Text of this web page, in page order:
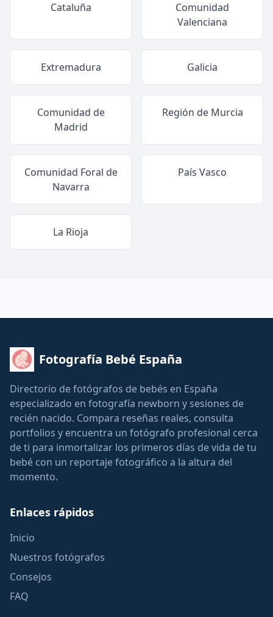
Cataluña
Comunidad
Valenciana
Extremadura Galicia
Comunidad de
Madrid
Región de Murcia
Comunidad Foral de
Navarra
País Vasco
La Rioja
Fotografía Bebé España
Directorio de fotógrafos de bebés en España
especializado en fotografía newborn y sesiones de
recién nacido. Compara reseñas reales, consulta
portfolios y encuentra un fotógrafo profesional cerca
de ti para inmortalizar los primeros días de vida de tu
bebé con un reportaje fotográfico a la altura del
momento.
Enlaces rápidos
Inicio
Nuestros fotógrafos
Consejos
FAQ